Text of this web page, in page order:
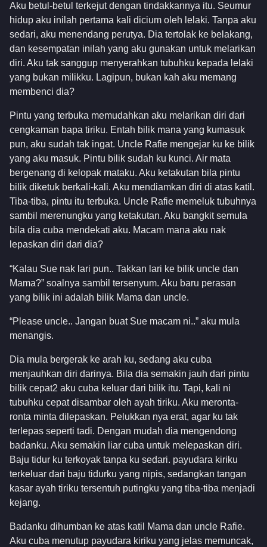
Aku betul-betul terkejut dengan tindakkannya itu. Seumur
hidup aku inilah pertama kali dicium oleh lelaki. Tanpa aku
sedari, aku menendang perutya. Dia tertolak ke belakang,
dan kesempatan inilah yang aku gunakan untuk melarikan
diri. Aku tak sanggup menyerahkan tubuhku kepada lelaki
yang bukan milikku. Lagipun, bukan kah aku memang
membenci dia?
Pintu yang terbuka memudahkan aku melarikan diri dari
cengkaman bapa tiriku. Entah bilik mana yang kumasuk
pun, aku sudah tak ingat. Uncle Rafie mengejar ku ke bilik
yang aku masuk. Pintu bilik sudah ku kunci. Air mata
bergenang di kelopak mataku. Aku ketakutan bila pintu
bilik diketuk berkali-kali. Aku mendiamkan diri di atas katil.
Tiba-tiba, pintu itu terbuka. Uncle Rafie memeluk tubuhnya
sambil merenungku yang ketakutan. Aku bangkit semula
bila dia cuba mendekati aku. Macam mana aku nak
lepaskan diri dari dia?
“Kalau Sue nak lari pun.. Takkan lari ke bilik uncle dan
Mama?” soalnya sambil tersenyum. Aku baru perasan
yang bilik ini adalah bilik Mama dan uncle.
“Please uncle.. Jangan buat Sue macam ni..” aku mula
menangis.
Dia mula bergerak ke arah ku, sedang aku cuba
menjauhkan diri darinya. Bila dia semakin jauh dari pintu
bilik cepat2 aku cuba keluar dari bilik itu. Tapi, kali ni
tubuhku cepat disambar oleh ayah tiriku. Aku meronta-
ronta minta dilepaskan. Pelukkan nya erat, agar ku tak
terlepas seperti tadi. Dengan mudah dia mengendong
badanku. Aku semakin liar cuba untuk melepaskan diri.
Baju tidur ku terkoyak tanpa ku sedari. payudara kiriku
terkeluar dari baju tidurku yang nipis, sedangkan tangan
kasar ayah tiriku tersentuh putingku yang tiba-tiba menjadi
kejang.
Badanku dihumban ke atas katil Mama dan uncle Rafie.
Aku cuba menutup payudara kiriku yang jelas memuncak,